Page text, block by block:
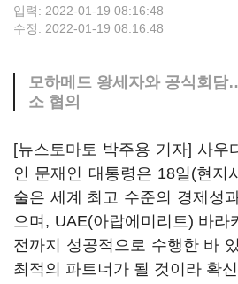
입력: 2022-01-19 08:16:48
수정: 2022-01-19 08:16:48
모하메드 왕세자와 공식회담
소 협의
[뉴스토마토 박주용 기자] 사우
인 문재인 대통령은 18일(현지
술은 세계 최고 수준의 경제성
으며, UAE(아랍에미리트) 바라
전까지 성공적으로 수행한 바
최적의 파트너가 될 것이라 확